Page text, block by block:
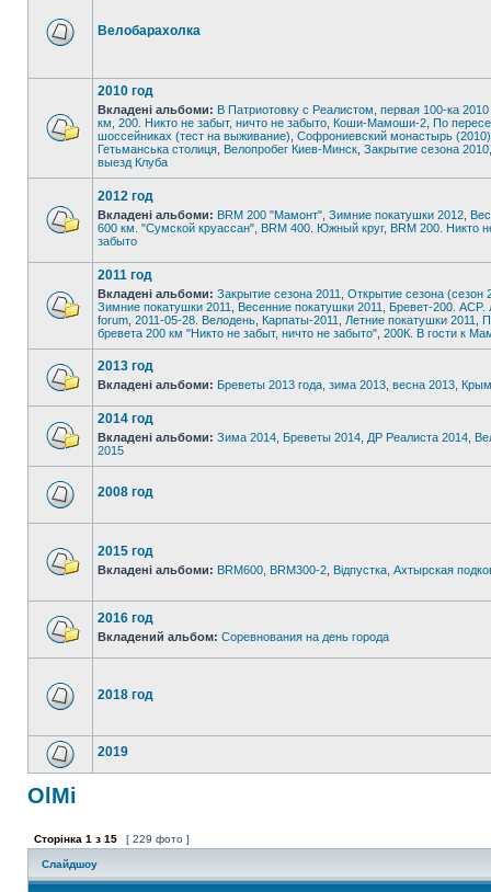
Велобарахолка
2010 год
Вкладені альбоми: В Патриотовку с Реалистом первая 100-ка 2010
км 200. Никто не забыт, ничто не забыто Коши-Мамоши-2 По
шоссейниках (тест на выживание) Софрониевский монастырь (2010)
Гетьманська столиця Велопробег Киев-Минск Закрытие сезона 2010
выезд Клуба
2012 год
Вкладені альбоми: BRM 200 "Мамонт" Зимние покатушки 2012
600 км. "Сумской круассан" BRM 400. Южный круг, BRM 200. Никто
забыто
2011 год
Вкладені альбоми: Закрытие сезона 2011
Открытие сезона (сезон
Зимние покатушки 2011
Весенние покатушки 2011
Бревет-200.
forum 2011-05-28. Велодень Карпаты-2011 Летние покатушки 2011
бревета 200 км "Никто не забыт, ничто не забыто" 200К. В гости к
2013 год
Вкладені альбоми: Бреветы 2013 года зима 2013 весна 2013
2014 год
Вкладені альбоми: Зима 2014 Бреветы 2014 ДР Реалиста 2014
2015
2008 год
2015 год
Вкладені альбоми: BRM600 BRM300-2 Відпустка Ахтырская
2016 год
Вкладений альбом: Соревнования на день города
2018 год
2019
OlMi
Сторінка 1 з 15 [ 229 фото ]
Слайдшоу